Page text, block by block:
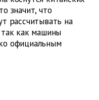
значит, что
рассчитывать на
как машины
официальным